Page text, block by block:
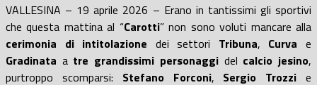
VALLESINA – 19 aprile 2026 – Erano in tantissimi gli sportivi
che questa mattina al “Carotti” non sono voluti mancare alla
cerimonia di intitolazione dei settori Tribuna, Curva e
Gradinata a tre grandissimi personaggidel calcio jesino,
purtroppo scomparsi: Stefano Forconi, Sergio Trozzi e